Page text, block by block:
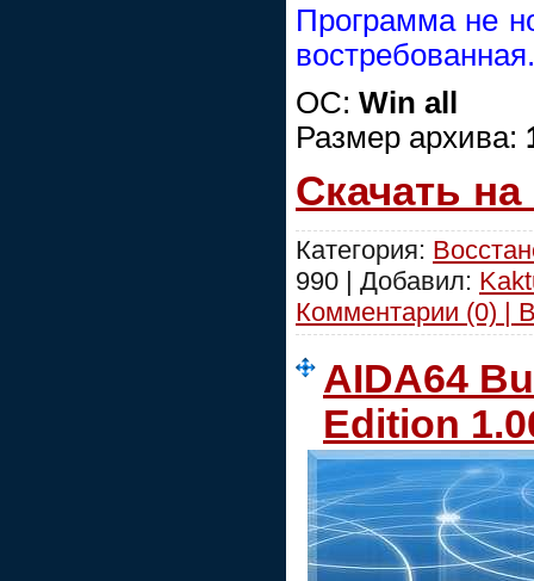
Программа не
востребованная.
OC: Win all
Размер архива:
Скачать
Категория:
990 | Добавил:
Комментарии (0) |
AIDA64
Edition